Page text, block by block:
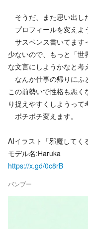
そうだ、また思い出し
プロフィールを変えよ
サスペンス書いてます
少ないので、もっと「
な文言にしようかなと考
なんか仕事の帰りにふ
この前勢いで性格も悪く
り捉えやすくしようって
ボチボチ変えます。
AIイラスト「邪魔してく
モデル名:Haruka
https://x.gd/0c8rB
バンブー